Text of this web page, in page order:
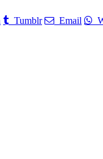
Tumblr Email